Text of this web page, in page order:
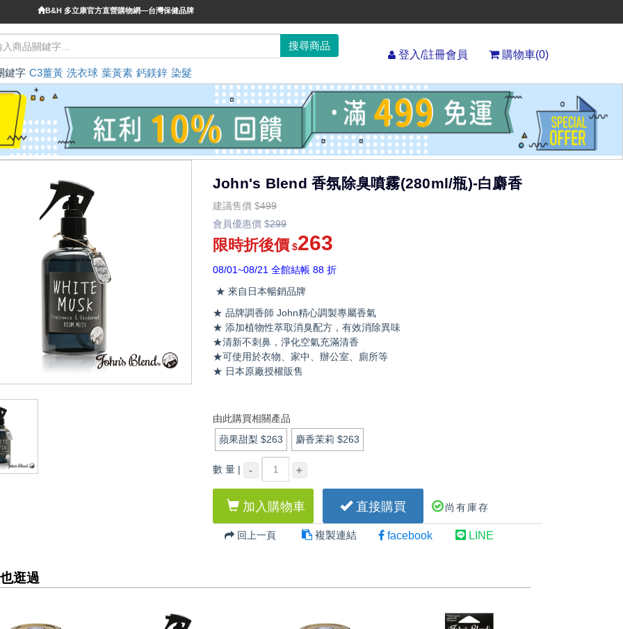
B&H 多立康官方直營購物網—台灣保健品牌
鍵字 C3薑黃 洗衣球 葉黃素 鈣鎂鋅 染髮
登入/註冊會員 購物車(0)
John's Blend 香氛除臭噴霧(280ml/瓶)-白麝香
建議售價 $499
會員優惠價 $299
限時折後價$263
08/01~08/21 全館結帳 88 折
★ 來自日本暢銷品牌
★ 品牌調香師 John精心調製專屬香氣
★ 添加植物性萃取消臭配方，有效消除異味
★清新不刺鼻，淨化空氣充滿清香
★可使用於衣物、家中、辦公室、廁所等
★ 日本原廠授權販售
由此購買相關產品
蘋果甜梨 $263 麝香茉莉 $263
數 量 | - +
加入購物車 直接購買 尚有庫存
回上一頁 複製連結 facebook LINE
逛過